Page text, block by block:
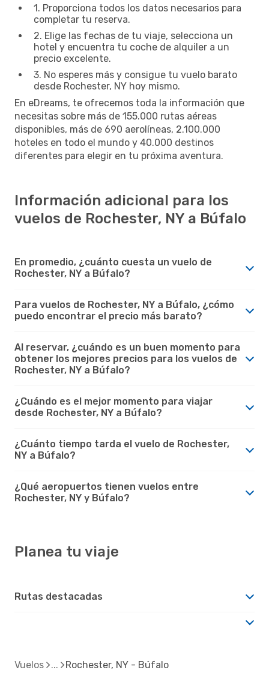
1. Proporciona todos los datos necesarios para
completar tu reserva.
2. Elige las fechas de tu viaje, selecciona un
hotel y encuentra tu coche de alquiler a un
precio excelente.
3. No esperes más y consigue tu vuelo barato
desde Rochester, NY hoy mismo.
En eDreams, te ofrecemos toda la información que
necesitas sobre más de 155.000 rutas aéreas
disponibles, más de 690 aerolíneas, 2.100.000
hoteles en todo el mundo y 40.000 destinos
diferentes para elegir en tu próxima aventura.
Información adicional para los
vuelos de Rochester, NY a Búfalo
En promedio, ¿cuánto cuesta un vuelo de
Rochester, NY a Búfalo?
Para vuelos de Rochester, NY a Búfalo, ¿cómo
puedo encontrar el precio más barato?
Al reservar, ¿cuándo es un buen momento para
obtener los mejores precios para los vuelos de
Rochester, NY a Búfalo?
¿Cuándo es el mejor momento para viajar
desde Rochester, NY a Búfalo?
¿Cuánto tiempo tarda el vuelo de Rochester,
NY a Búfalo?
¿Qué aeropuertos tienen vuelos entre
Rochester, NY y Búfalo?
Planea tu viaje
Rutas destacadas
Vuelos Rochester, NY - Búfalo